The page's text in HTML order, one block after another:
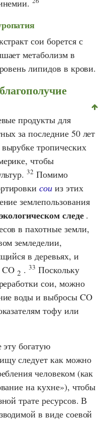
сои борется с
метаболизм в
липидов в крови.
продукты для
за последние 50 лет
тропических
чтобы
32 Помимо
сои из этих
землепользования
экологическом следе.
в пахотные земли,
земледелии,
в деревьях, и
CO2 .33 Поскольку
сои, можно
воды и выбросы CO
тофу или
богатую
следует как можно
человеком (как
на кухне»), чтобы
трате ресурсов. В
в виде соевой